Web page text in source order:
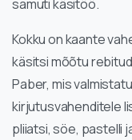
samuti käsitöö.
Kokku on kaante
käsitsi mõõtu
Paber, mis
kirjutusvahenditele
pliiatsi, söe, pastelli